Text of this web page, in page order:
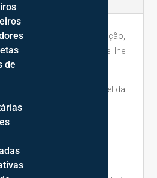
para mesa de refeição,
travessas verticais que lhe
acrescentam conforto.
de tons de lacados a nível da
de